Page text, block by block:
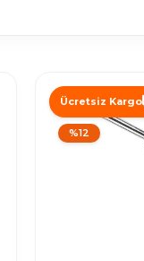
Ücretsiz Kargo
%12